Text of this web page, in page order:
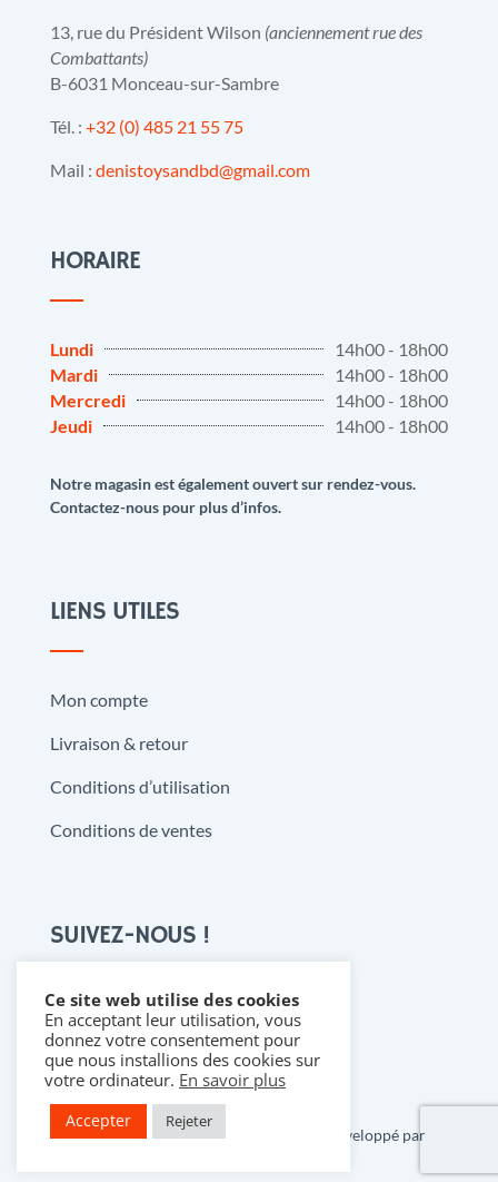
13, rue du Président Wilson (anciennement rue des
Combattants)
B-6031 Monceau-sur-Sambre
Tél. : +32 (0) 485 21 55 75
Mail : denistoysandbd@gmail.com
HORAIRE
Lundi
14h00 - 18h00
Mardi
14h00 - 18h00
Mercredi
14h00 - 18h00
Jeudi
14h00 - 18h00
Notre magasin est également ouvert sur rendez-vous.
Contactez-nous pour plus d’infos.
LIENS UTILES
Mon compte
Livraison & retour
Conditions d’utilisation
Conditions de ventes
SUIVEZ-NOUS !

Copyright 2021 @ Denistoys & BD • Développé par
Ce site web utilise des cookies
En acceptant leur utilisation, vous
donnez votre consentement pour
que nous installions des cookies sur
votre ordinateur. En savoir plus
Accepter Rejeter